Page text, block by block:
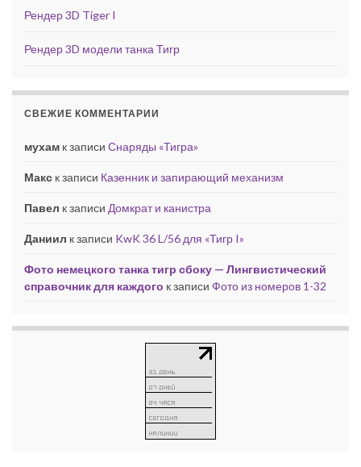
Рендер 3D Tiger I
Рендер 3D модели танка Тигр
СВЕЖИЕ КОММЕНТАРИИ
мухам к записи Снаряды «Тигра»
Макс к записи Казенник и запирающий механизм
Павел к записи Домкрат и канистра
Даниил к записи KwK 36 L/56 для «Тигр I»
Фото немецкого танка тигр сбоку — Лингвистический
справочник для каждого к записи Фото из номеров 1-32